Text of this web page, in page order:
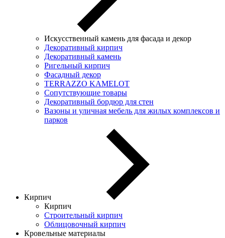
Искусственный камень для фасада и декор
Декоративный кирпич
Декоративный камень
Ригельный кирпич
Фасадный декор
TERRAZZO KAMELOT
Сопутствующие товары
Декоративный бордюр для стен
Вазоны и уличная мебель для жилых комплексов и
парков
Кирпич
Кирпич
Строительный кирпич
Облицовочный кирпич
Кровельные материалы